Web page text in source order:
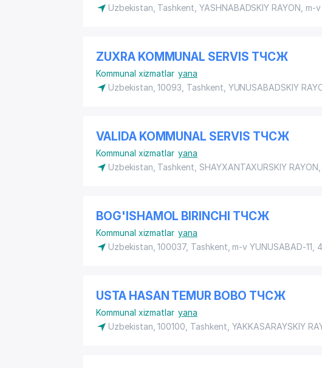
Uzbekistan, Tashkent, YASHNABADSKIY RAYON m-
ZUXRA KOMMUNAL SERVIS ТЧСЖ
Kommunal xizmatlar yana
Uzbekistan, 10093, Tashkent, YUNUSABADSKIY
VALIDA KOMMUNAL SERVIS ТЧСЖ
Kommunal xizmatlar yana
Uzbekistan, Tashkent, SHAYXANTAXURSKIY RAYON
BOG'ISHAMOL BIRINCHI ТЧСЖ
Kommunal xizmatlar yana
Uzbekistan, 100037, Tashkent, m-v YUNUSABAD-11,
USTA HASAN TEMUR BOBO ТЧСЖ
Kommunal xizmatlar yana
Uzbekistan, 100100, Tashkent, YAKKASARAYSKIY